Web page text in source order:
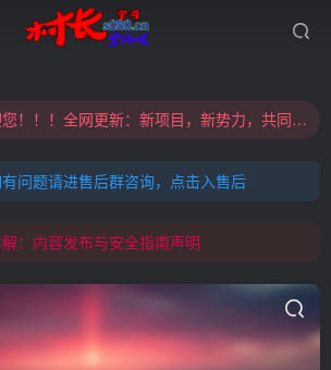
村长黑科技欢迎您！！！全网更新：新项目，新势力，共同发展
村长黑科技欢迎您！！！全网更新：新项目，新势力，共同发展
问题请进售后群咨询，点击入售后
：内容发布与安全指南声明